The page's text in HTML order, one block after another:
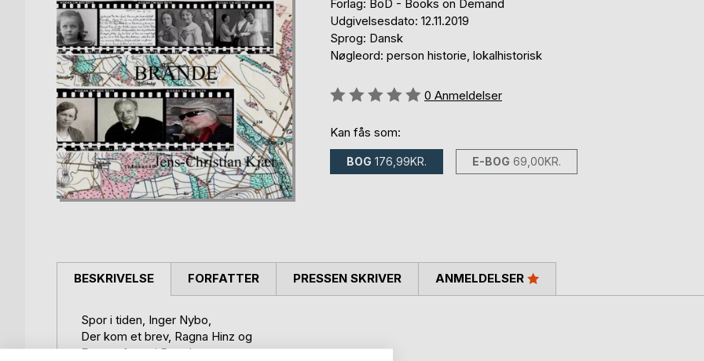
Forlag: BoD - Books on Demand
Udgivelsesdato: 12.11.2019
Sprog: Dansk
Nøgleord: person historie, lokalhistorisk
Anmeldelse::
0 Anmeldelser
Kan fås som:
BOG 176,99KR. E-BOG 69,00KR.
BESKRIVELSE
Spor i tiden, Inger Nybo,
Der kom et brev, Ragna Hinz og
Fotograferne i Brande
FORFATTER PRESSEN SKRIVER ANMELDELSER